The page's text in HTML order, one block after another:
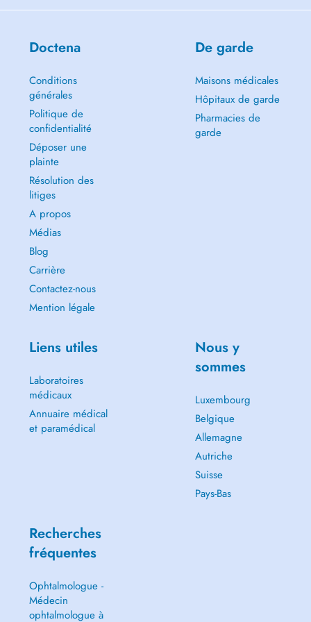
Doctena
Conditions
générales
Politique de
confidentialité
Déposer une
plainte
Résolution des
litiges
A propos
Médias
Blog
Carrière
Contactez-nous
Mention légale
De garde
Maisons médicales
Hôpitaux de garde
Pharmacies de
garde
Liens utiles
Laboratoires
médicaux
Annuaire médical
et paramédical
Nous y
sommes
Luxembourg
Belgique
Allemagne
Autriche
Suisse
Pays-Bas
Recherches
fréquentes
Ophtalmologue -
Médecin
ophtalmologue à